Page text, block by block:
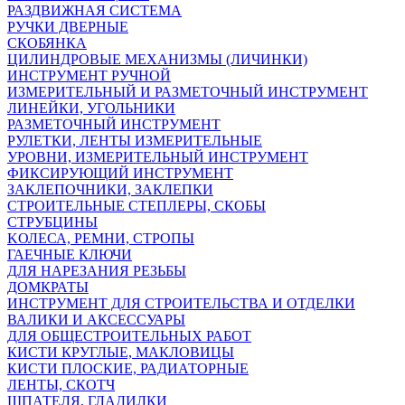
РАЗДВИЖНАЯ СИСТЕМА
РУЧКИ ДВЕРНЫЕ
СКОБЯНКА
ЦИЛИНДРОВЫЕ МЕХАНИЗМЫ (ЛИЧИНКИ)
ИНСТРУМЕНТ РУЧНОЙ
ИЗМЕРИТЕЛЬНЫЙ И РАЗМЕТОЧНЫЙ ИНСТРУМЕНТ
ЛИНЕЙКИ, УГОЛЬНИКИ
РАЗМЕТОЧНЫЙ ИНСТРУМЕНТ
РУЛЕТКИ, ЛЕНТЫ ИЗМЕРИТЕЛЬНЫЕ
УРОВНИ, ИЗМЕРИТЕЛЬНЫЙ ИНСТРУМЕНТ
ФИКСИРУЮЩИЙ ИНСТРУМЕНТ
ЗАКЛЕПОЧНИКИ, ЗАКЛЕПКИ
СТРОИТЕЛЬНЫЕ СТЕПЛЕРЫ, СКОБЫ
СТРУБЦИНЫ
KОЛЕСА, РЕМНИ, СТРОПЫ
ГАЕЧНЫЕ КЛЮЧИ
ДЛЯ НАРЕЗАНИЯ РЕЗЬБЫ
ДОМКРАТЫ
ИНСТРУМЕНТ ДЛЯ СТРОИТЕЛЬСТВА И ОТДЕЛКИ
ВАЛИКИ И АКСЕССУАРЫ
ДЛЯ ОБЩЕСТРОИТЕЛЬНЫХ РАБОТ
КИСТИ КРУГЛЫЕ, МАКЛОВИЦЫ
КИСТИ ПЛОСКИЕ, РАДИАТОРНЫЕ
ЛЕНТЫ, СКОТЧ
ШПАТЕЛЯ, ГЛАДИЛКИ